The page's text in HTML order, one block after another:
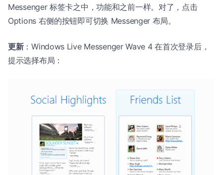
Messenger 标签卡之中，功能和之前一样。对了，点击
Options 右侧的按钮即可切换 Messenger 布局。
更新：Windows Live Messenger Wave 4 在首次登录后，
提示选择布局：